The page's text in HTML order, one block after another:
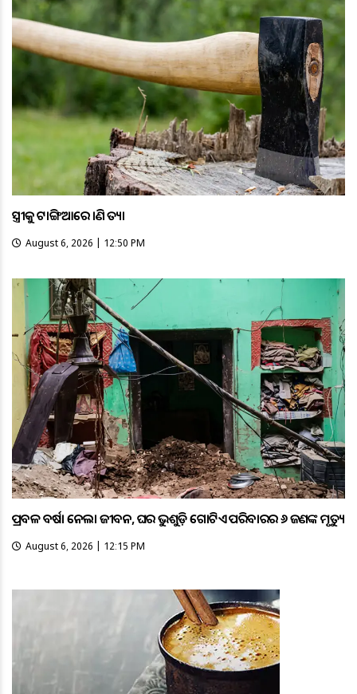
ସ୍ତ୍ରୀକୁ ଟାଙ୍ଗିଆରେ ହାଣି ହତ୍ୟା
August 6, 2026 | 12:50 PM
ପ୍ରବଳ ବର୍ଷା ନେଲା ଜୀବନ, ଘର ଭୁଶୁଡ଼ି ଗୋଟିଏ ପରିବାରର ୬ ଜଣଙ୍କ ମୃତ୍ୟୁ
August 6, 2026 | 12:15 PM